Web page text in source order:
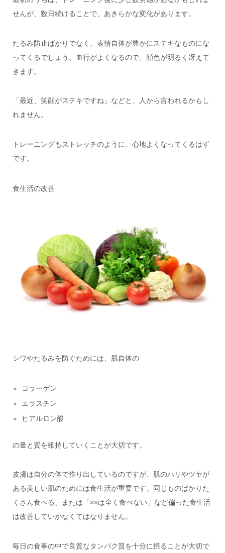
せんが、数日続けることで、あきらかな変化があります。
たるみ防止ばかりでなく、表情自体が豊かにステキなものにな
ってくるでしょう。血行がよくなるので、顔色が明るく冴えて
きます。
「最近、笑顔がステキですね」などと、人から言われるかもし
れません。
トレーニングもストレッチのように、心地よくなってくるはず
です。
食生活の改善
シワやたるみを防ぐためには、肌自体の
コラーゲン
エラスチン
ヒアルロン酸
の量と質を維持していくことが大切です。
皮膚は自分の体で作り出しているのですが、肌のハリやツヤが
ある美しい肌のためには食生活が重要です。同じものばかりた
くさん食べる、または「××は全く食べない」など偏った食生活
は改善していかなくてはなりません。
毎日の食事の中で良質なタンパク質を十分に摂ることが大切で